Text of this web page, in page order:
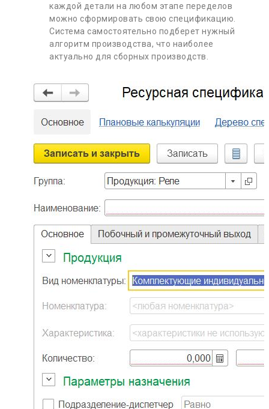
каждой детали на любом этапе переделов
можно сформировать свою спецификацию.
Система самостоятельно подберет нужный
алгоритм производства, что наиболее
актуально для сборных производств.